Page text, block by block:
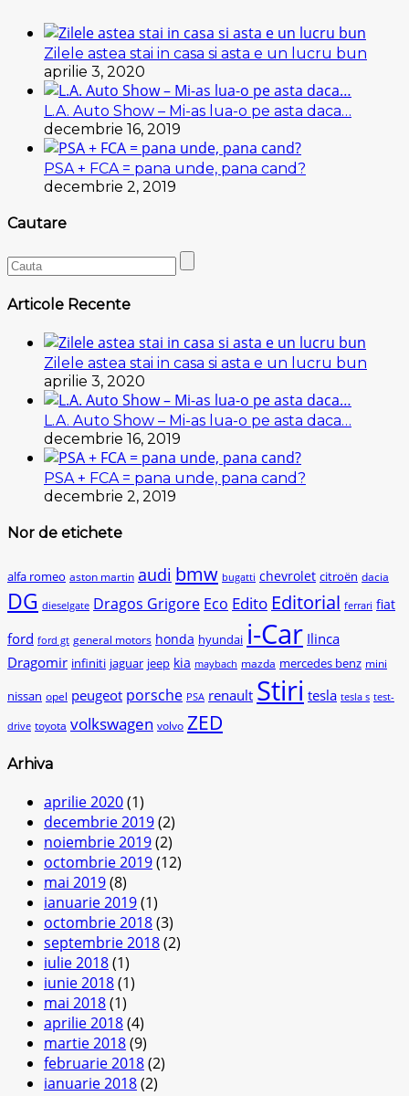
Zilele astea stai in casa si asta e un lucru bun
aprilie 3, 2020
L.A. Auto Show – Mi-as lua-o pe asta daca…
decembrie 16, 2019
PSA + FCA = pana unde, pana cand?
decembrie 2, 2019
Cautare
Articole Recente
Zilele astea stai in casa si asta e un lucru bun
aprilie 3, 2020
L.A. Auto Show – Mi-as lua-o pe asta daca…
decembrie 16, 2019
PSA + FCA = pana unde, pana cand?
decembrie 2, 2019
Nor de etichete
alfa romeo aston martin audi bmw bugatti chevrolet citroën dacia
DG dieselgate Dragos Grigore Eco Edito Editorial ferrari fiat
ford ford gt general motors honda hyundai i-Car Ilinca
Dragomir infiniti jaguar jeep kia maybach mazda mercedes benz mini
nissan opel peugeot porsche PSA renault Stiri tesla tesla s test-
drive toyota volkswagen volvo ZED
Arhiva
aprilie 2020(1)
decembrie 2019(2)
noiembrie 2019(2)
octombrie 2019(12)
mai 2019(8)
ianuarie 2019(1)
octombrie 2018(3)
septembrie 2018(2)
iulie 2018(1)
iunie 2018(1)
mai 2018(1)
aprilie 2018(4)
martie 2018(9)
februarie 2018(2)
ianuarie 2018(2)